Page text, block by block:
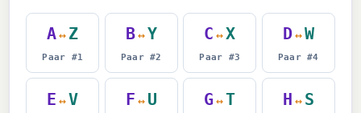
A↔ Z
Paar #1
B↔Y
Paar #2
C ↔X
Paar #3
D↔W
Paar #4
E ↔V F ↔ U G ↔T H ↔ S